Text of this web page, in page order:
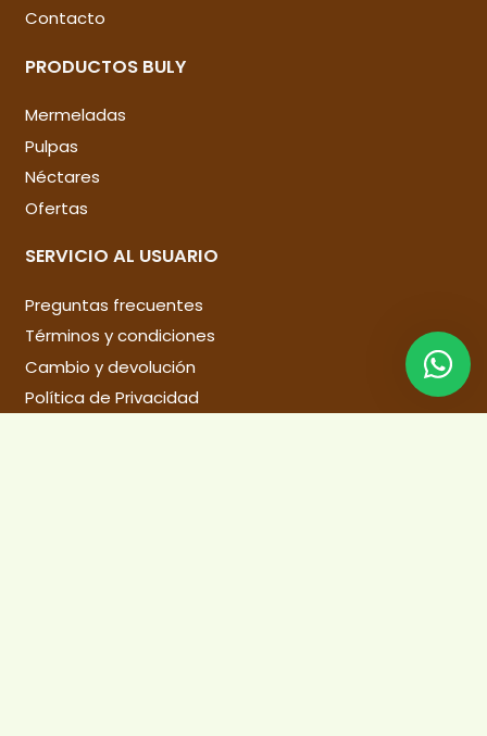
Contacto
PRODUCTOS BULY
Mermeladas
Pulpas
Néctares
Ofertas
SERVICIO AL USUARIO
Preguntas frecuentes
Términos y condiciones
Cambio y devolución
Política de Privacidad